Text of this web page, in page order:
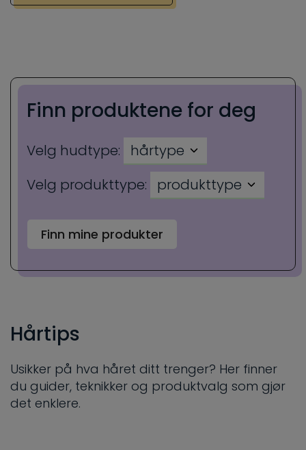
Finn produktene for deg
Velg hudtype:
hårtype
Velg produkttype:
produkttype
Finn mine produkter
Hårtips
Usikker på hva håret ditt trenger? Her finner
du guider, teknikker og produktvalg som gjør
det enklere.